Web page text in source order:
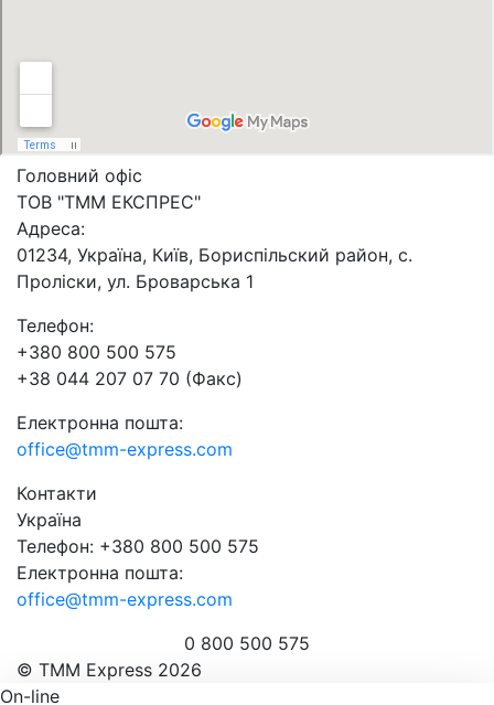
Головний офіс
ТОВ "ТММ ЕКСПРЕС"
Адреса:
01234, Україна, Київ, Бориспільский район, с.
Проліски, ул. Броварська 1
Телефон:
+380 800 500 575
+38 044 207 07 70 (Факс)
Електронна пошта:
office@tmm-express.com
Контакти
Україна
Телефон: +380 800 500 575
Електронна пошта:
office@tmm-express.com
0 800 500 575
© ТММ Express 2026
On-line